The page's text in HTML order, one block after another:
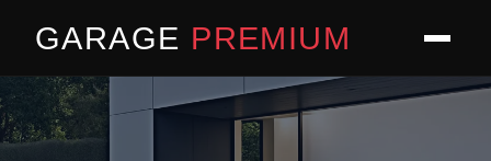
GARAGE PREMIUM